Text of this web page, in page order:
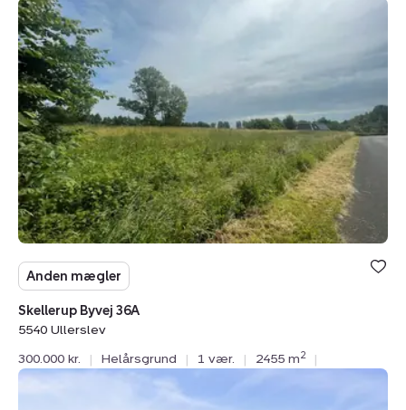
Helårsgrund:
Skellerup
Byvej
36A,
5540
Ullerslev
Anden mægler
Skellerup Byvej 36A
5540 Ullerslev
300.000 kr.
| Helårsgrund | 1 vær. | 2455 m2 |
Helårsgrund: